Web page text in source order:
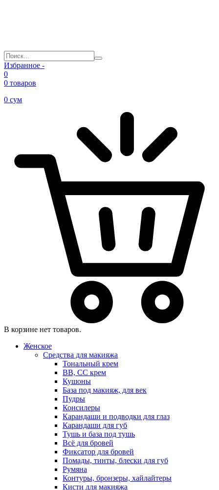
Избранное -
0
0 товаров
0 сум
В корзине нет товаров.
Женское
Средства для макияжа
Тональный крем
BB, CC крем
Кушоны
База под макияж, для век
Пудры
Консилеры
Карандаши и подводки для глаз
Карандаши для губ
Тушь и база под тушь
Всё для бровей
Фиксатор для бровей
Помады, тинты, блески для губ
Румяна
Контуры, бронзеры, хайлайтеры
Кисти для макияжа